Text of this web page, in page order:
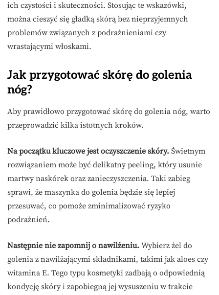
ich czystości i skuteczności. Stosując te wskazówki,
można cieszyć się gładką skórą bez nieprzyjemnych
problemów związanych z podrażnieniami czy
wrastającymi włoskami.
Jak przygotować skórę do golenia
nóg?
Aby prawidłowo przygotować skórę do golenia nóg, warto
przeprowadzić kilka istotnych kroków.
Na początku kluczowe jest oczyszczenie skóry. Świetnym
rozwiązaniem może być delikatny peeling, który usunie
martwy naskórek oraz zanieczyszczenia. Taki zabieg
sprawi, że maszynka do golenia będzie się lepiej
przesuwać, co pomoże zminimalizować ryzyko
podrażnień.
Następnie nie zapomnij o nawilżeniu. Wybierz żel do
golenia z nawilżającymi składnikami, takimi jak aloes czy
witamina E. Tego typu kosmetyki zadbają o odpowiednią
kondycję skóry i zapobiegną jej wysuszeniu w trakcie